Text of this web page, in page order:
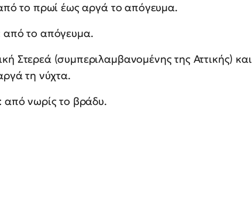
το πρωί έως αργά το απόγευμα.
από το απόγευμα.
Στερεά (συμπεριλαμβανομένης της Αττικής) και
τη νύχτα.
από νωρίς το βράδυ.